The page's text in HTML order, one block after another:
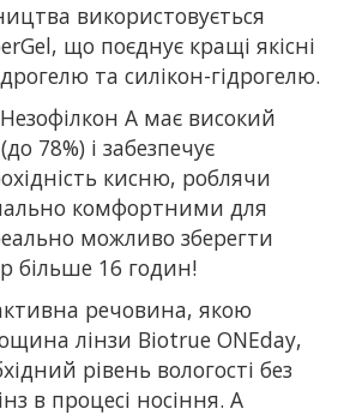
використовується
що поєднує кращі якісні
та силікон-гідрогелю.
А має високий
78%) і забезпечує
кисню, роблячи
комфортними для
можливо зберегти
більше 16 годин!
речовина, якою
лінзи Biotrue ONEday,
рівень вологості без
в процесі носіння. А